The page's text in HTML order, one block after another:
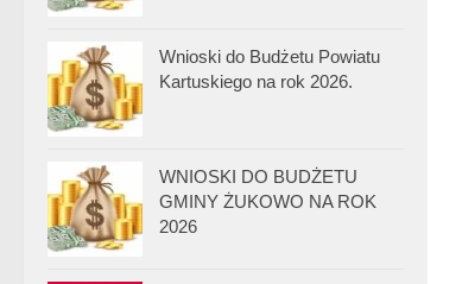
Wnioski do Budżetu Powiatu
Kartuskiego na rok 2026.
WNIOSKI DO BUDŻETU
GMINY ŻUKOWO NA ROK
2026